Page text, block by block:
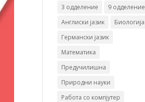
3 одделение
9 одделение
Англиски јазик
Биологија
Германски јазик
Математика
Предучилишна
Природни науки
Работа со компјутер